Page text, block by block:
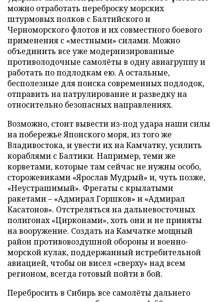
можно отработать переброску морских
штурмовых полков с Балтийского и
Черноморского флотов и их совместного боевого
применения с «местными» силами. Можно
объединить все уже модернизированные
противолодочные самолёты в одну авиагруппу и
работать по подлодкам ею. А остальные,
бесполезные для поиска современных подлодок,
отправить на патрулирование и разведку на
относительно безопасных направлениях.
Возможно, стоит вывести из-под удара наши силы
на побережье Японского моря, из того же
Владивостока, и увести их на Камчатку, усилить
кораблями с Балтики. Например, теми же
корветами, которые там сейчас не нужны особо,
сторожевиками «Ярослав Мудрый» и, чуть позже,
«Неустрашимый». Фрегаты с крылатыми
ракетами – «Адмирал Горшков» и «Адмирал
Касатонов». Отстреляться на дальневосточных
полигонах «Цирконами», хоть они и не приняты
на вооружение. Создать на Камчатке мощный
район противовоздушной обороны и военно-
морской кулак, поддержанный истребительной
авиацией, чтобы он висел «сверху» над всем
регионом, всегда готовый пойти в бой.
Перебросить в Сибирь все самолёты дальнего